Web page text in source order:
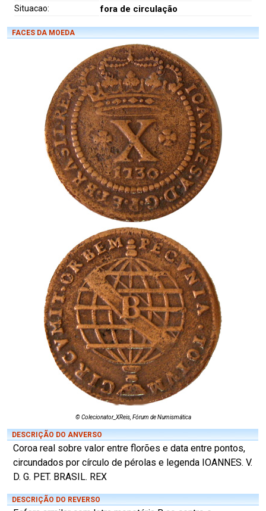
Situacao: fora de circulação
FACES DA MOEDA
© Colecionator_XReis, Fórum de Numismática
DESCRIÇÃO DO ANVERSO
Coroa real sobre valor entre florões e data entre pontos,
circundados por círculo de pérolas e legenda IOANNES. V.
D. G. PET. BRASIL. REX
DESCRIÇÃO DO REVERSO